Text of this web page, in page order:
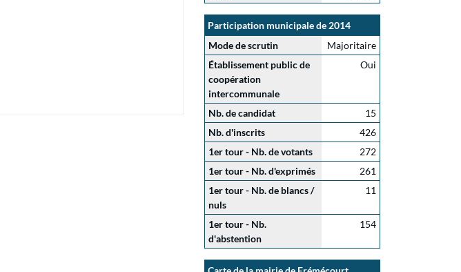
Participation municipale de 2014
Mode de scrutin
Majoritaire
Établissement public de
coopération
intercommunale
Oui
Nb. de candidat
15
Nb. d'inscrits
426
1er tour - Nb. de votants
272
1er tour - Nb. d'exprimés
261
1er tour - Nb. de blancs /
nuls
11
1er tour - Nb.
d'abstention
154